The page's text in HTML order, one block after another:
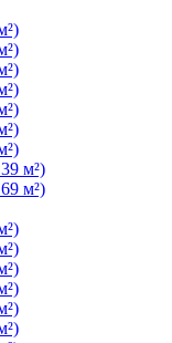
м²)
м²)